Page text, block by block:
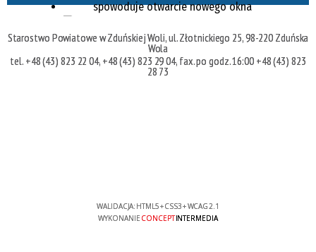
Starostwo Powiatowe w Zduńskiej Woli, ul. Złotnickiego 25, 98-220 Zduńska
Wola
tel. +48 (43) 823 22 04, +48 (43) 823 29 04, fax. po godz. 16:00 +48 (43) 823
28 73
WALIDACJA: HTML5+CSS3+WCAG 2.1
WYKONANIE CONCEPTINTERMEDIA